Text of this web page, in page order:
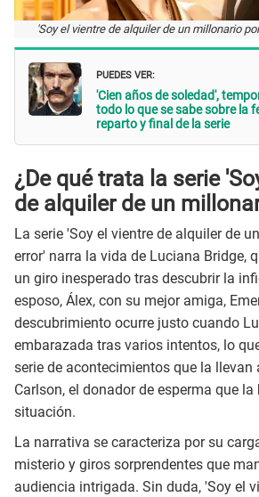
'Soy el vientre de alquiler de un millonario
PUEDES VER:
'Cien años de soledad',
todo lo que se sabe sobre la
reparto y final de la serie
¿De qué trata la serie
de alquiler de un
La serie 'Soy el vientre de alquiler de
error' narra la vida de Luciana Bridge,
un giro inesperado tras descubrir la
esposo, Álex, con su mejor amiga,
descubrimiento ocurre justo cuando
embarazada tras varios intentos, lo
serie de acontecimientos que la llevan
Carlson, el donador de esperma que
situación.
La narrativa se caracteriza por su
misterio y giros sorprendentes que
audiencia intrigada. Sin duda, 'Soy el